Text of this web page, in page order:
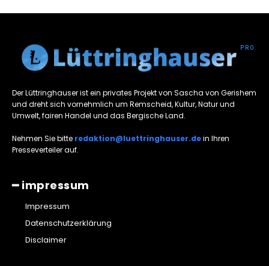
Der Lüttringhauser ist ein privates Projekt von Sascha von Gerishem
und dreht sich vornehmlich um Remscheid, Kultur, Natur und
Umwelt, fairen Handel und das Bergische Land.
Nehmen Sie bitte redaktion@luettringhauser.dein Ihren
Presseverteiler auf.
━ impressum
Impressum
Datenschutzerklärung
Disclaimer